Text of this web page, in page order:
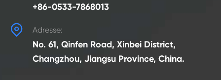
+86-0533-7868013
 Adresse:
No. 61, Qinfen Road, Xinbei District,
Changzhou, Jiangsu Province, China.